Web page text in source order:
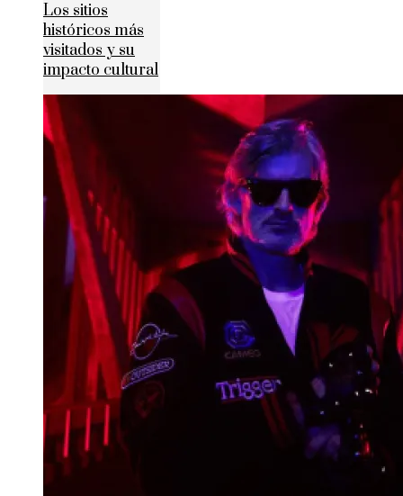
Los sitios
históricos más
visitados y su
impacto cultural